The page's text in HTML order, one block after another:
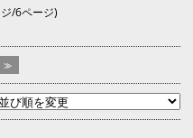
/6ページ)
>>